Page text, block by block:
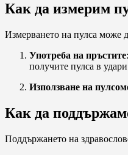
Как да измерим
Измерването на пулса може
Употреба на пръстите
получите пулса в
Използване на
Как да
Поддържането на